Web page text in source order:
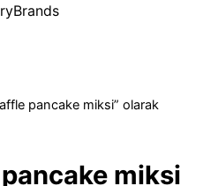
Brands
pancake miksi” olarak
miksi